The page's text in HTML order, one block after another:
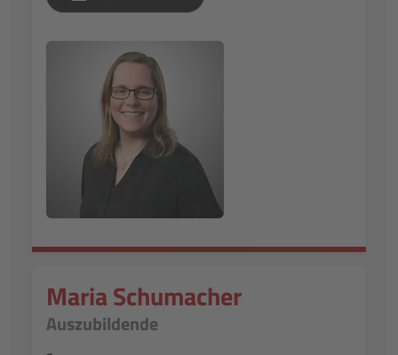
Maria Schumacher
Auszubildende